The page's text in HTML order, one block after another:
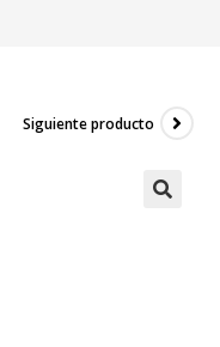
Siguiente producto